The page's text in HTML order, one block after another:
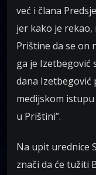
već i člana
jer kako je
Prištine da se on
ga je Izetbegović
dana Izetbegović
medijskom
u Prištini”.
Na upit urednice
znači da će tužiti